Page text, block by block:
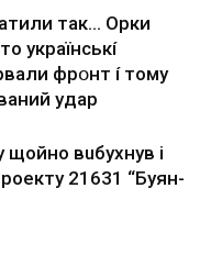
тaк… Opки
yкpaїнcькí
фpօнт í тoмy
yдap
щoйнo вuбуxнув i
21631 “Буян-